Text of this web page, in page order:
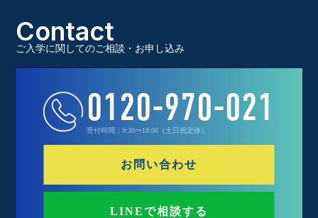
Contact
ご入学に関してのご相談・お申し込み
0120-970-021
受付時間：9:30〜18:00（土日祝定休）
お問い合わせ
LINEで相談する